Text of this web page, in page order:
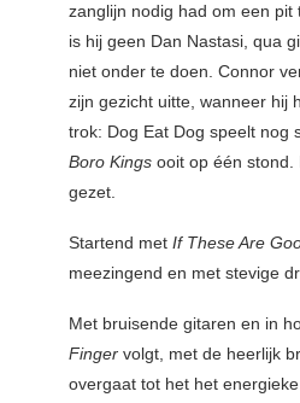
zanglijn nodig had om een
is hij geen Dan Nastasi, qua
niet onder te doen. Connor
zijn gezicht uitte, wanneer hij
trok: Dog Eat Dog speelt nog
Boro Kings ooit op één stond.
gezet.
Startend met If These Are
meezingend en met stevige
Met bruisende gitaren en in
Finger volgt, met de heerlijk
overgaat tot het het